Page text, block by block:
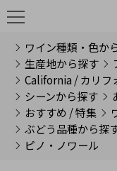
ワイン種類・色か
生産地から探す
California / カリフ
シーンから探す
おすすめ / 特集
ぶどう品種から探
ピノ・ノワール